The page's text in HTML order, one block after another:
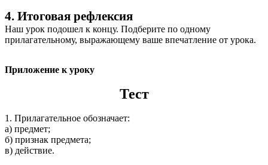
4. Итоговая рефлексия
Наш урок подошел к концу. Подберите по одному
прилагательному, выражающему ваше впечатление от урока.
Приложение к уроку
Тест
1. Прилагательное обозначает:
а) предмет;
б) признак предмета;
в) действие.